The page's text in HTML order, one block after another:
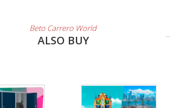
Beto Carrero World
ALSO BUY